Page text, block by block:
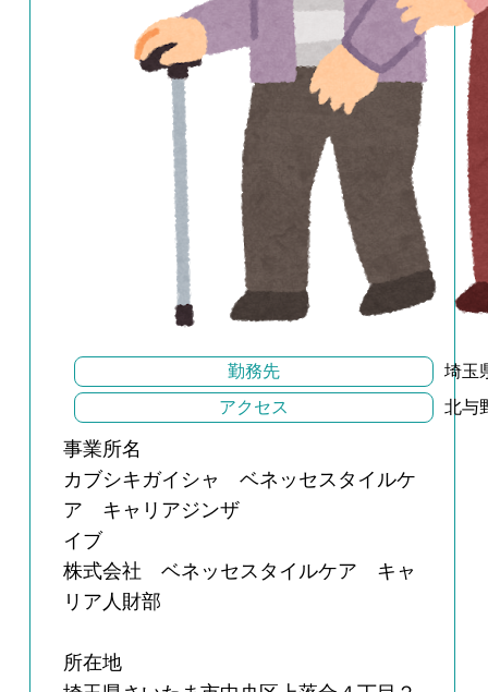
勤務先
埼玉
アクセス
北与
事業所名
カブシキガイシャ ベネッセスタイルケ
ア キャリアジンザ
イブ
株式会社 ベネッセスタイルケア キャ
リア人財部
所在地